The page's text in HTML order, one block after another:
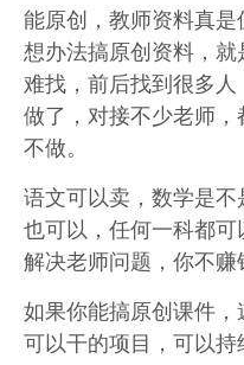
能原创，教师资料真是
想办法搞原创资料，
难找，前后找到很多
做了，对接不少老师
不做。
语文可以卖，数学是
也可以，任何一科都可
解决老师问题，你不赚
如果你能搞原创课件
可以干的项目，可以